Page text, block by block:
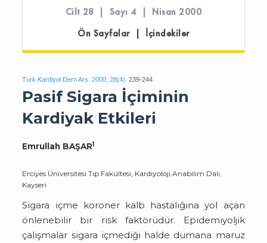
Cilt 28 | Sayı 4 | Nisan 2000
Ön Sayfalar | İçindekiler
Turk Kardiyol Dern Ars. 2000; 28(4): 239-244
Pasif Sigara İçiminin
Kardiyak Etkileri
Emrullah BAŞAR1
Erciyes Üniversitesi Tıp Fakültesi, Kardiyoloji Anabilim Dalı,
Kayseri
Sigara içme koroner kalb hastalığına yol açan
önlenebilir bir risk faktörüdür. Epidemiyoljik
çalışmalar sigara içmediği halde dumana maruz